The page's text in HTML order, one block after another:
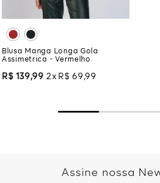
Blusa Manga Longa Gola
Assimetrica - Vermelho
R$ 139,99 2 R$ 69 ,99
Assine nossa